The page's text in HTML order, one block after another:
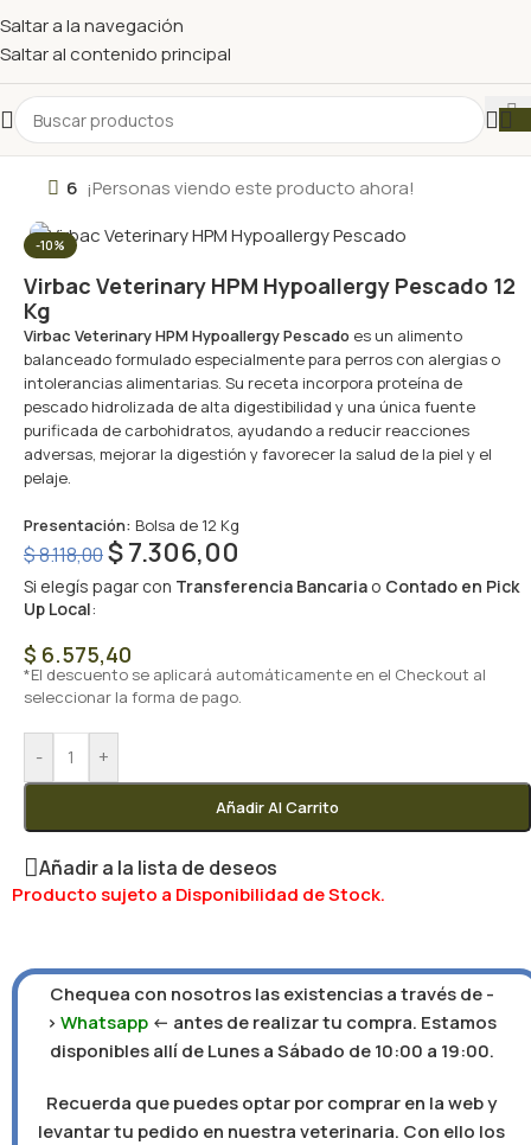
Saltar a la navegación
Saltar al contenido principal
6 ¡Personas viendo este producto ahora!
-10%
Virbac Veterinary HPM Hypoallergy Pescado 12
Kg
Virbac Veterinary HPM Hypoallergy Pescado es un alimento
balanceado formulado especialmente para perros con alergias o
intolerancias alimentarias. Su receta incorpora proteína de
pescado hidrolizada de alta digestibilidad y una única fuente
purificada de carbohidratos, ayudando a reducir reacciones
adversas, mejorar la digestión y favorecer la salud de la piel y el
pelaje.
Presentación: Bolsa de 12 Kg
$8.118,00$7.306,00
Si elegís pagar con Transferencia Bancaria o Contado en Pick
Up Local:
$ 6.575,40
*El descuento se aplicará automáticamente en el Checkout al
seleccionar la forma de pago.
- +
Añadir Al Carrito
Añadir a la lista de deseos
Producto sujeto a Disponibilidad de Stock.
Chequea con nosotros las existencias a través de -
>Whatsapp <- antes de realizar tu compra. Estamos
disponibles allí de Lunes a Sábado de 10:00 a 19:00.
Recuerda que puedes optar por comprar en la web y
levantar tu pedido en nuestra veterinaria. Con ello los